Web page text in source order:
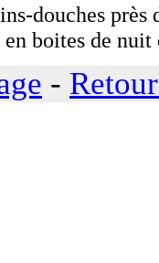
douches
boites de nuit
-